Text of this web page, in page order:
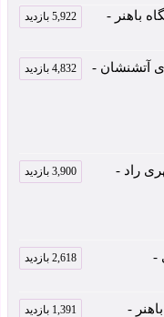
باهنر - 5,922 بازدید
آتشنشان - 4,832 بازدید
راد - 3,900 بازدید
- 2,618 بازدید
- 1,391 بازدید